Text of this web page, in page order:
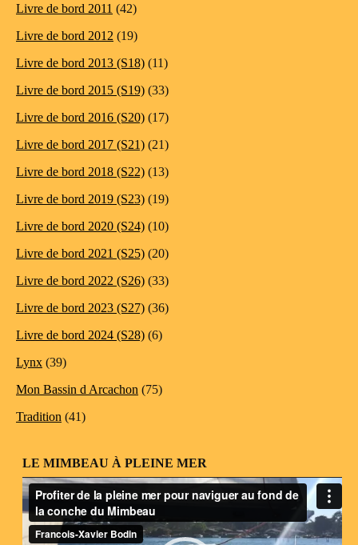
Livre de bord 2011 (42)
Livre de bord 2012 (19)
Livre de bord 2013 (S18) (11)
Livre de bord 2015 (S19) (33)
Livre de bord 2016 (S20) (17)
Livre de bord 2017 (S21) (21)
Livre de bord 2018 (S22) (13)
Livre de bord 2019 (S23) (19)
Livre de bord 2020 (S24) (10)
Livre de bord 2021 (S25) (20)
Livre de bord 2022 (S26) (33)
Livre de bord 2023 (S27) (36)
Livre de bord 2024 (S28) (6)
Lynx (39)
Mon Bassin d Arcachon (75)
Tradition (41)
LE MIMBEAU À PLEINE MER
Lecteur
vidéo